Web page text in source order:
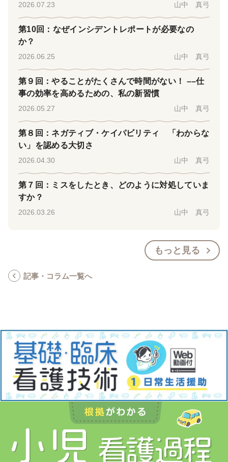
2026.07.23 山中 真弓
第10回：なぜインシデントレポートが必要なの
か？
2026.06.25 山中 真弓
第９回：やることがたくさんで時間がない！ ––仕
事の効率を高めるための、私の新習慣
2026.05.27 山中 真弓
第８回：ネガティブ・ケイパビリティ 「わからな
い」を認める大切さ
2026.04.30 山中 真弓
第７回：ミスをしたとき、どのように対処していま
すか？
2026.03.26 山中 真弓
もっと見る
記事・コラム一覧へ